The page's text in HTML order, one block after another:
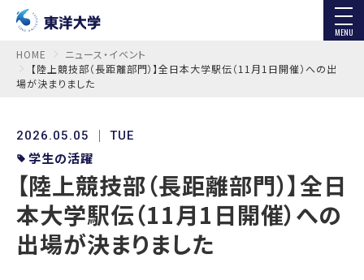
MENU
HOME
ニュース・イベント
【陸上競技部（長距離部門）】全日本大学駅伝（11月1日開催）への出
場が決まりました
2026.05.05 TUE
学生の活躍
【陸上競技部（長距離部門）】全日
本大学駅伝（11月1日開催）への
出場が決まりました